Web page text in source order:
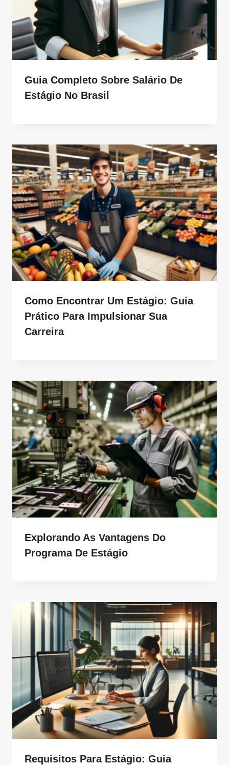
Guia Completo Sobre Salário De
Estágio No Brasil
Como Encontrar Um Estágio: Guia
Prático Para Impulsionar Sua
Carreira
Explorando As Vantagens Do
Programa De Estágio
Requisitos Para Estágio: Guia